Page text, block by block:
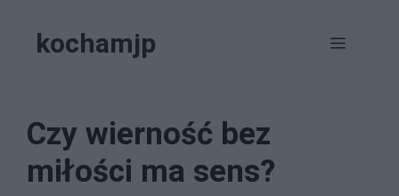
kochamjp Menu
Czy wierność bez
miłości ma sens?